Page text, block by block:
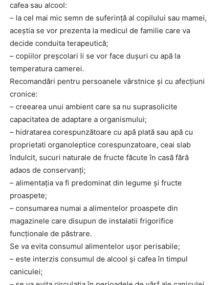
cafea sau alcool:
– la cel mai mic semn de suferinţă al copilului sau mamei,
aceştia se vor prezenta la medicul de familie care va
decide conduita terapeutică;
– copiilor preşcolari li se vor face duşuri cu apă la
temperatura camerei.
Recomandări pentru persoanele vârstnice şi cu afecţiuni
cronice:
– creearea unui ambient care sa nu suprasolicite
capacitatea de adaptare a organismului;
– hidratarea corespunzătoare cu apă plată sau apă cu
proprietati organoleptice corespunzatoare, ceai slab
îndulcit, sucuri naturale de fructe făcute în casă fără
adaos de conservanţi;
– alimentaţia va fi predominat din legume şi fructe
proaspete;
– consumarea numai a alimentelor proaspete din
magazinele care disupun de instalatii frigorifice
funcţionale de păstrare.
Se va evita consumul alimentelor uşor perisabile;
– este interzis consumul de alcool şi cafea în timpul
caniculei;